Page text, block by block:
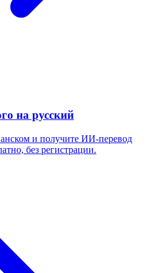
на русский
и получите ИИ-перевод
без регистрации.